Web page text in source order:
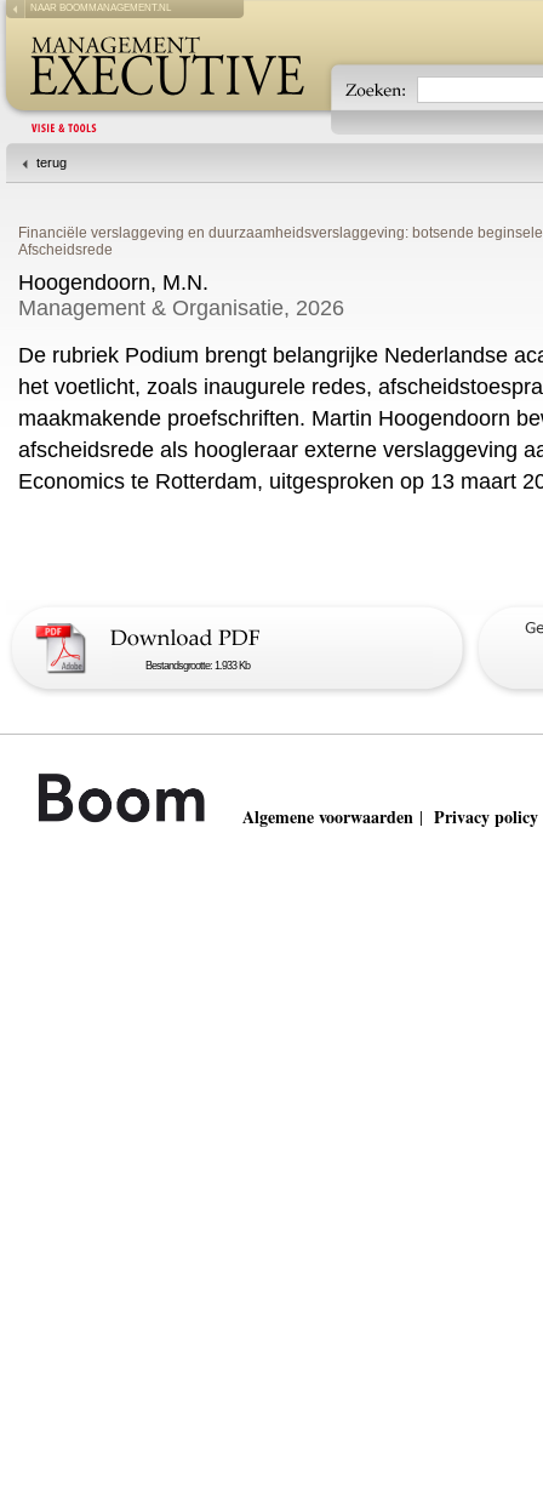
NAAR BOOMMANAGEMENT.NL
terug
Financiële verslaggeving en duurzaamheidsverslaggeving: botsende
Afscheidsrede
Hoogendoorn, M.N.
Management & Organisatie, 2026
De rubriek Podium brengt belangrijke Nederlandse
het voetlicht, zoals inaugurele redes,
maakmakende proefschriften. Martin Hoogendoorn
afscheidsrede als hoogleraar externe verslaggeving
Economics te Rotterdam, uitgesproken op 13 maart
Bestandsgrootte: 1.933 Kb
Algemene voorwaarden | Privacy policy